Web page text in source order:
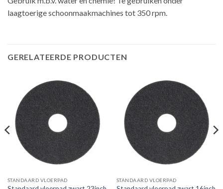
laagtoerige schoonmaakmachines tot 350 rpm.
GERELATEERDE PRODUCTEN
STANDAARD VLOERPAD STANDAARD VLOERPAD